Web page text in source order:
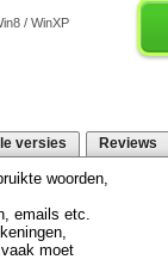
/ WinXP
versies Reviews
woorden,
emails etc.
moet